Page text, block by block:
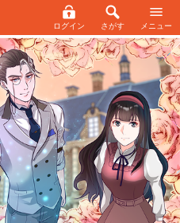
ログイン さがす メニュー